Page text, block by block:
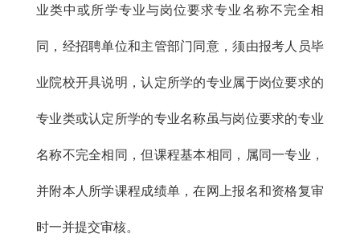
业类中或所学专业与岗位要求专业名称不完全相
同，经招聘单位和主管部门同意，须由报考人员毕
业院校开具说明，认定所学的专业属于岗位要求的
专业类或认定所学的专业名称虽与岗位要求的专业
名称不完全相同，但课程基本相同，属同一专业，
并附本人所学课程成绩单，在网上报名和资格复审
时一并提交审核。